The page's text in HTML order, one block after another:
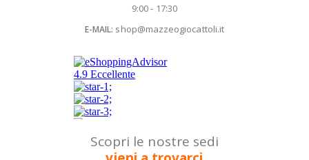
9:00 - 17:30
E-MAIL: shop@mazzeogiocattoli.it
Scopri le nostre sedi